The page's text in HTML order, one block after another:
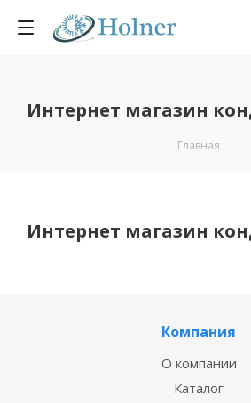
Интернет магазин
Главная
Интернет магазин
Компания
О компании
Каталог